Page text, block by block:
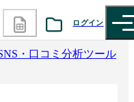
ログイン
・口コミ分析ツール